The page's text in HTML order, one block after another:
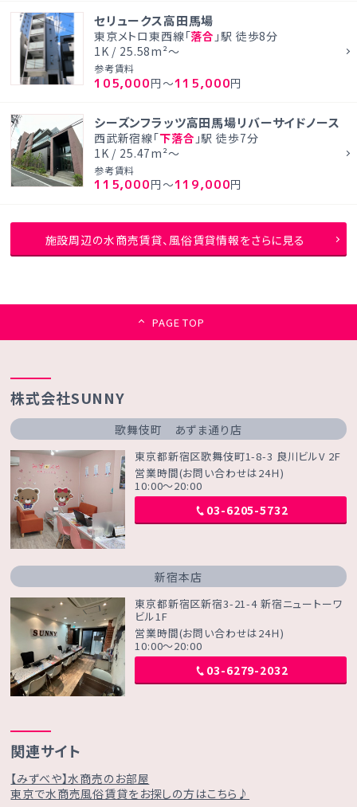
セリュークス高田馬場
東京メトロ東西線「落合 」駅 徒歩8分
1K / 25.58m²～
参考賃料
105,000円～115,000円
シーズンフラッツ高田馬場リバーサイドノース
西武新宿線「下落合 」駅 徒歩7分
1K / 25.47m²～
参考賃料
115,000円～119,000円
施設周辺の水商売賃貸、風俗賃貸情報をさらに見る
PAGE TOP
株式会社SUNNY
歌舞伎町 あずま通り店
東京都新宿区歌舞伎町1-8-3 良川ビルV 2F
営業時間(お問い合わせは24Ｈ)
10:00～20:00
03-6205-5732
新宿本店
東京都新宿区新宿3-21-4 新宿ニュートーワ
ビル1F
営業時間(お問い合わせは24Ｈ)
10:00～20:00
03-6279-2032
関連サイト
【みずべや】水商売のお部屋
東京で水商売風俗賃貸をお探しの方はこちら♪